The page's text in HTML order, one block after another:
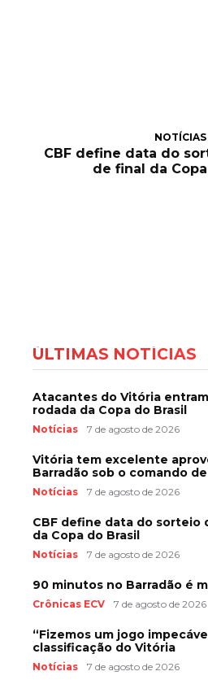
NOTÍCIAS
CBF define data do
de final da
ÚLTIMAS NOTÍCIAS
Atacantes do Vitória
rodada da Copa do Brasil
Notícias 7 de agosto de 2026
Vitória tem excelente
Barradão sob o comando
Notícias 7 de agosto de 2026
CBF define data do sorteio
da Copa do Brasil
Notícias 7 de agosto de 2026
90 minutos no Barradão é
Crônicas ECV 7 de agosto de 2026
“Fizemos um jogo
classificação do Vitória
Notícias 7 de agosto de 2026